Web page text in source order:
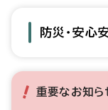
防災・安心
重要なお知ら